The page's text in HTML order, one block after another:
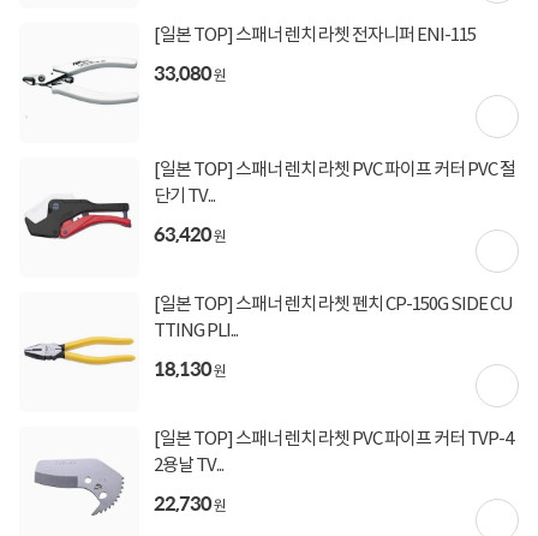
[일본 TOP] 스패너 렌치 라쳇 전자니퍼 ENI-115
33,080원
[일본 TOP] 스패너 렌치 라쳇 PVC 파이프 커터 PVC 절
단기 TV...
63,420원
[일본 TOP] 스패너 렌치 라쳇 펜치 CP-150G SIDE CU
TTING PLI...
18,130원
[일본 TOP] 스패너 렌치 라쳇 PVC 파이프 커터 TVP-4
2용날 TV...
22,730원